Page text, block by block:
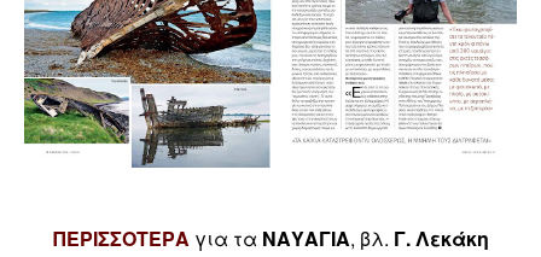
ΠΕΡΙΣΣΟΤΕΡΑ για τα ΝΑΥΑΓΙΑ, βλ. Γ. Λεκάκη